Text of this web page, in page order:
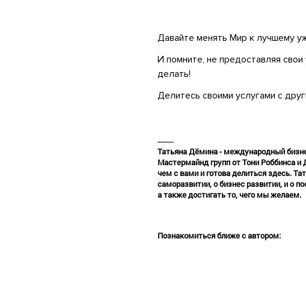
Давайте менять Мир к лучшему
И помните, не предоставляя
делать!
Делитесь своими услугами с
Татьяна Дёмина - международный
Мастермайнд групп от Тони Роббинса
чем с вами и готова делиться здесь.
саморазвитии, о бизнес развитии, и о
а также достигать то, чего мы желаем.
Познакомиться ближе c автором: